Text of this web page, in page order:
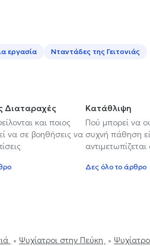
εργασία Νταντάδες της Γειτονιάς
Διαταραχές
και ποιος
να σε βοηθήσεις να
Κατάθλιψη
Πού μπορεί να
συχνή πάθηση
Δες όλο το άρθρο
Ψυχίατροι στην Πεύκη